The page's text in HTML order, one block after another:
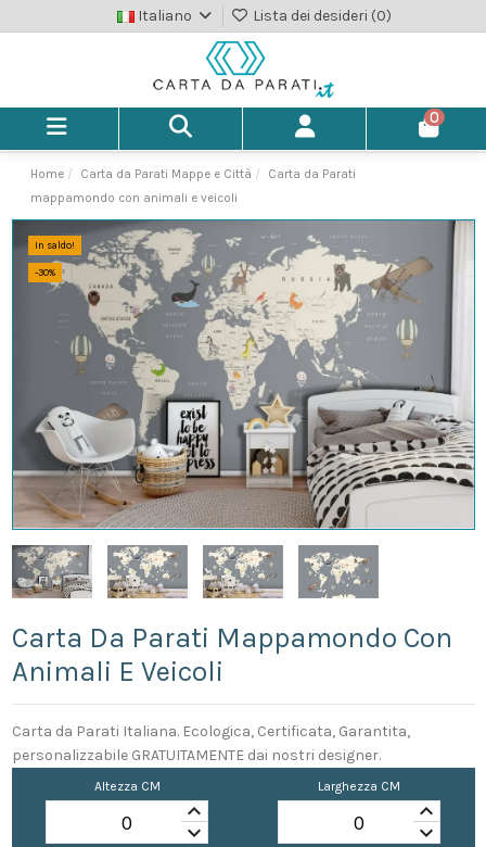
Italiano Lista dei desideri (0)
0
Home Carta da Parati Mappe e Città
Carta da Parati
mappamondo con animali e veicoli
In saldo!
-30%
Carta Da Parati Mappamondo Con
Animali E Veicoli
Carta da Parati Italiana. Ecologica, Certificata, Garantita,
personalizzabile GRATUITAMENTE dai nostri designer.
Altezza CM
keyboard_arrow_up
keyboard_arrow_down
Larghezza CM
keyboard_arrow_up
keyboard_arrow_down